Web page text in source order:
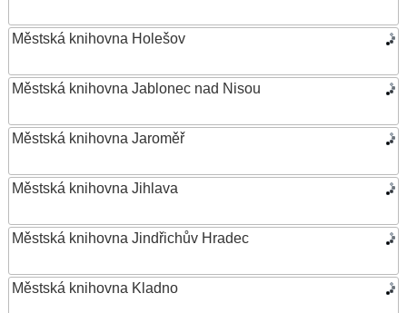
Městská knihovna Holešov
Městská knihovna Jablonec nad Nisou
Městská knihovna Jaroměř
Městská knihovna Jihlava
Městská knihovna Jindřichův Hradec
Městská knihovna Kladno